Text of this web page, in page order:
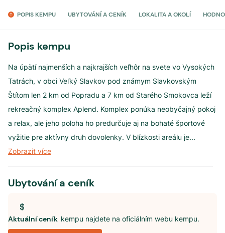
POPIS KEMPU UBYTOVÁNÍ A CENÍK LOKALITA A OKOLÍ
Popis kempu
Na úpätí najmenších a najkrajších veľhôr na svete vo Vysokých
Tatrách, v obci Veľký Slavkov pod známym Slavkovským
Štítom len 2 km od Popradu a 7 km od Starého Smokovca leží
rekreačný komplex Aplend. Komplex ponúka neobyčajný pokoj
a relax, ale jeho poloha ho predurčuje aj na bohaté športové
vyžitie pre aktívny druh dovolenky. V blízkosti areálu je...
Zobrazit více
Ubytování a ceník
Aktuální ceník kempu najdete na oficiálním webu kempu.